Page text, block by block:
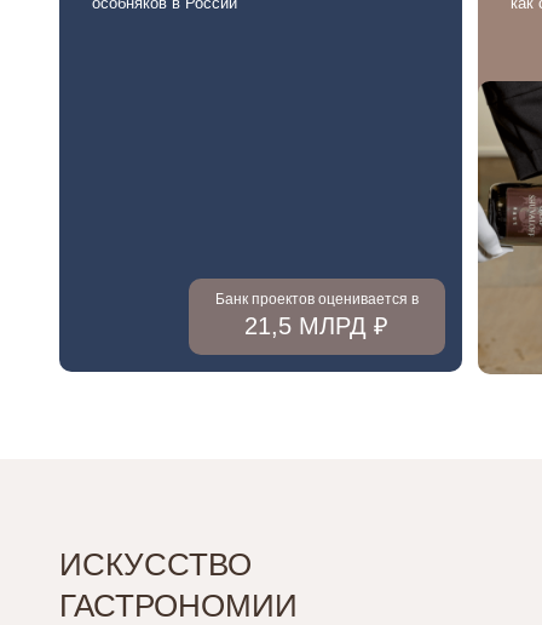
21,5 МЛРД ₽
Банк проектов оценивается в
ИСКУССТВО
ГАСТРОНОМИИ